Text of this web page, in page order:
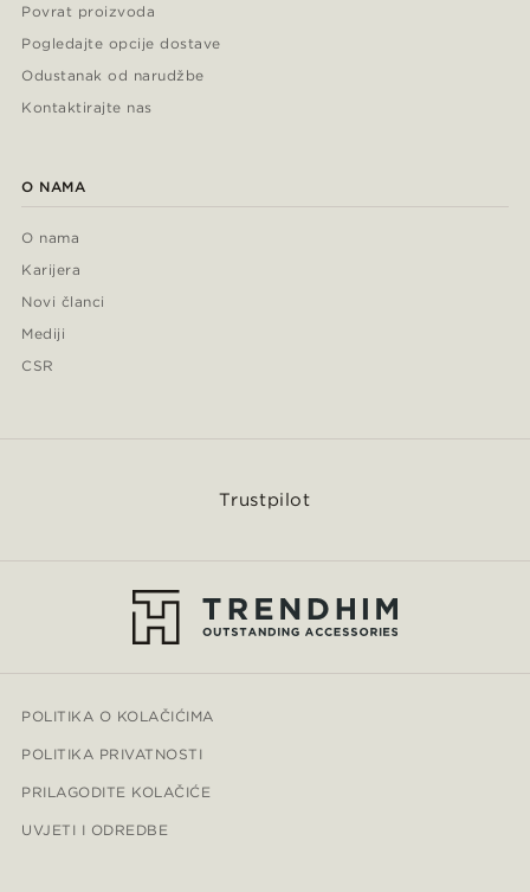
Povrat proizvoda
Pogledajte opcije dostave
Odustanak od narudžbe
Kontaktirajte nas
O NAMA
O nama
Karijera
Novi članci
Mediji
CSR
Trustpilot
POLITIKA O KOLAČIĆIMA
POLITIKA PRIVATNOSTI
PRILAGODITE KOLAČIĆE
UVJETI I ODREDBE